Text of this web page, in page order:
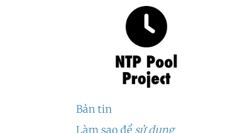
Bản tin
Làm sao để sử dụng